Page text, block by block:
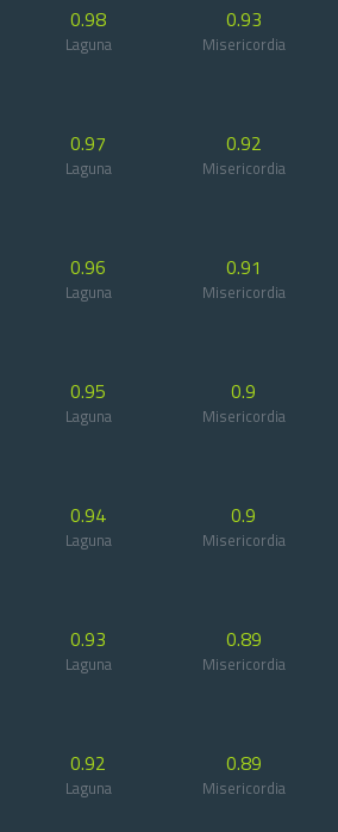
0.98
Laguna
0.93
Misericordia
0.97
Laguna
0.92
Misericordia
0.96
Laguna
0.91
Misericordia
0.95
Laguna
0.9
Misericordia
0.94
Laguna
0.9
Misericordia
0.93
Laguna
0.89
Misericordia
0.92
Laguna
0.89
Misericordia